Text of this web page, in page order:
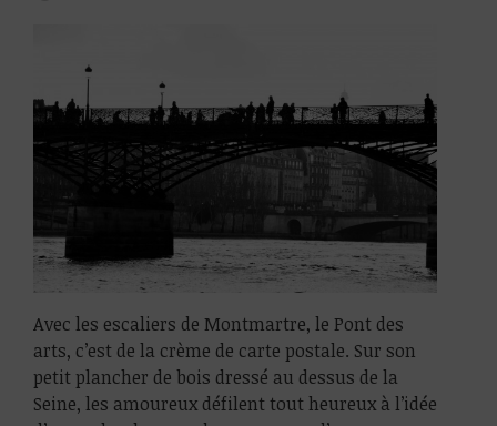
Avec les escaliers de Montmartre, le Pont des
arts, c’est de la crème de carte postale. Sur son
petit plancher de bois dressé au dessus de la
Seine, les amoureux défilent tout heureux à l’idée